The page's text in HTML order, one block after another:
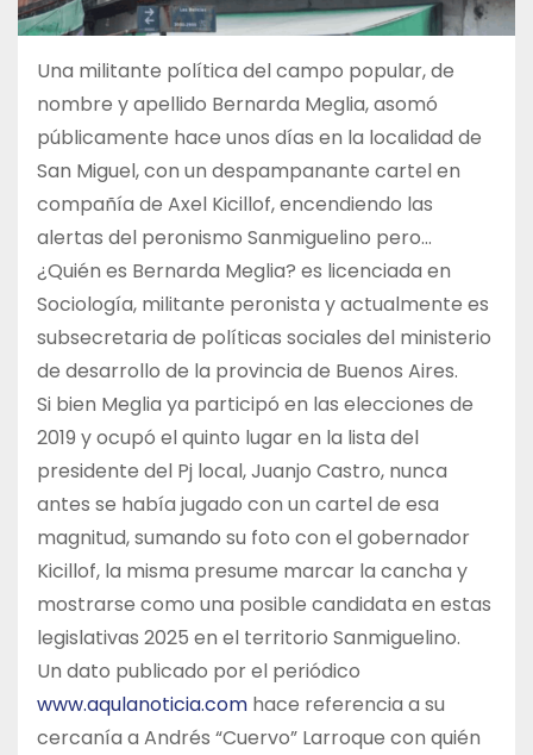
Una militante política del campo popular, de
nombre y apellido Bernarda Meglia, asomó
públicamente hace unos días en la localidad de
San Miguel, con un despampanante cartel en
compañía de Axel Kicillof, encendiendo las
alertas del peronismo Sanmiguelino pero…
¿Quién es Bernarda Meglia? es licenciada en
Sociología, militante peronista y actualmente es
subsecretaria de políticas sociales del ministerio
de desarrollo de la provincia de Buenos Aires.
Si bien Meglia ya participó en las elecciones de
2019 y ocupó el quinto lugar en la lista del
presidente del Pj local, Juanjo Castro, nunca
antes se había jugado con un cartel de esa
magnitud, sumando su foto con el gobernador
Kicillof, la misma presume marcar la cancha y
mostrarse como una posible candidata en estas
legislativas 2025 en el territorio Sanmiguelino.
Un dato publicado por el periódico
www.aqulanoticia.com hace referencia a su
cercanía a Andrés “Cuervo” Larroque con quién